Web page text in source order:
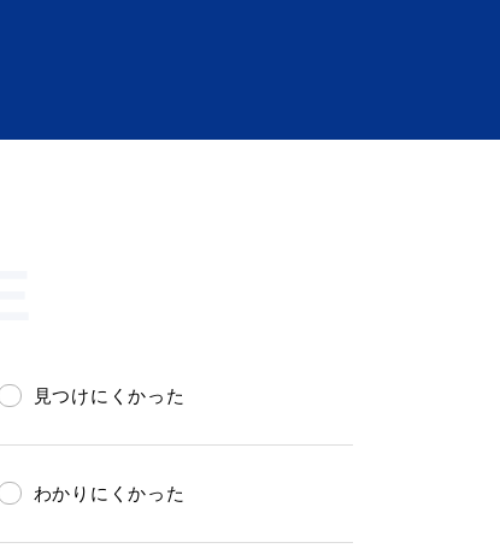
見つけにくかった
わかりにくかった